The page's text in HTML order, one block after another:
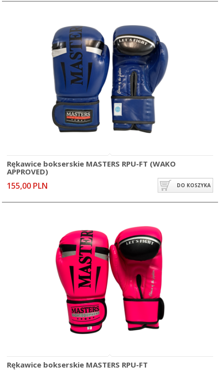
Rękawice bokserskie MASTERS RPU-FT (WAKO
APPROVED)
155,00 PLN DO KOSZYKA
Rękawice bokserskie MASTERS RPU-FT